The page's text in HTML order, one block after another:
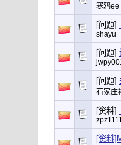
寒鸦ee
[问题]
shayu
[问题]
[问题]
石家庄
[资料]
[资料